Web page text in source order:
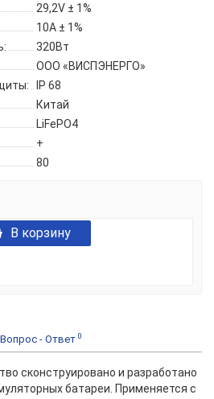
29,2V ± 1%
10А ± 1%
320Вт
ООО «ВИСПЭНЕРГО»
IP 68
Китай
LiFePO4
+
80
В корзину
Вопрос - Ответ 0
сконструировано и разработано
батареи. Применяется с